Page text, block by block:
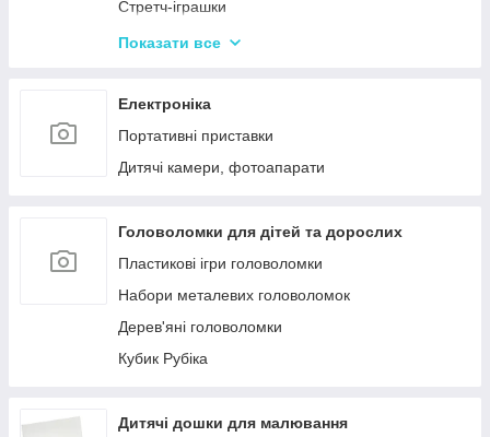
Стретч-іграшки
Іграшки Pop it
Показати все
Електроніка
Портативні приставки
Дитячі камери, фотоапарати
Головоломки для дітей та дорослих
Пластикові ігри головоломки
Набори металевих головоломок
Дерев'яні головоломки
Кубик Рубіка
Дитячі дошки для малювання